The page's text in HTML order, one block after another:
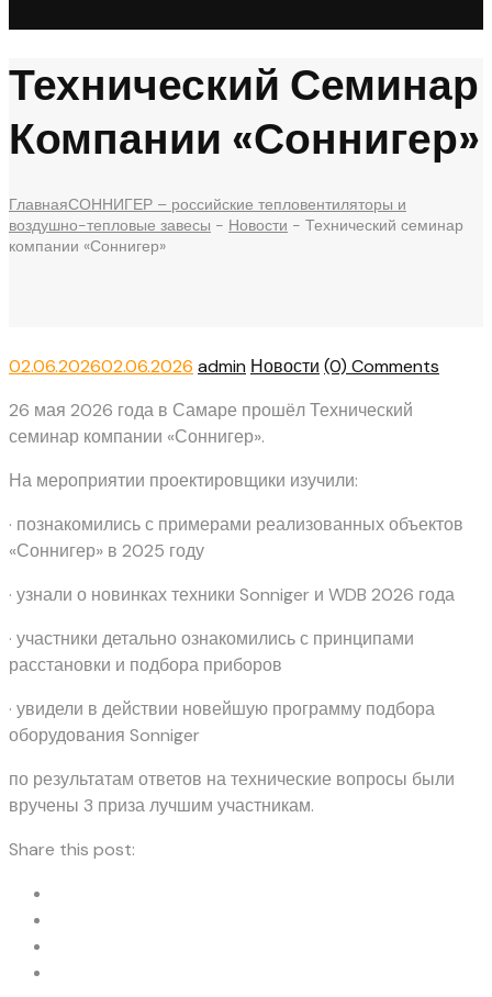
Технический Семинар
Компании «Соннигер»
ГлавнаяСОННИГЕР – российские тепловентиляторы и
воздушно-тепловые завесы - Новости - Технический семинар
компании «Соннигер»
Posted
02.06.202602.06.2026 Author
admin Categories
Новости (0) Comments
26 мая 2026 года в Самаре прошёл Технический
семинар компании «Соннигер».
На мероприятии проектировщики изучили:
· познакомились с примерами реализованных объектов
«Соннигер» в 2025 году
· узнали о новинках техники Sonniger и WDB 2026 года
· участники детально ознакомились с принципами
расстановки и подбора приборов
· увидели в действии новейшую программу подбора
оборудования Sonniger
по результатам ответов на технические вопросы были
вручены 3 приза лучшим участникам.
Share this post: